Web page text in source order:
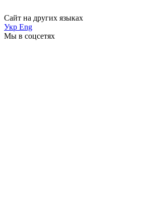
Сайт на других языках
Укр Eng
Мы в соцсетях